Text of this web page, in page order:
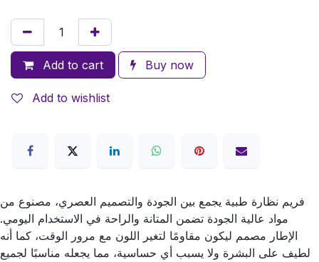
Add to cart Buy now
Add to wishlist
فريم نظارة طبية يجمع بين الجودة والتصميم العصري، مصنوع من
مواد عالية الجودة تضمن المتانة والراحة في الاستخدام اليومي.
الإطار مصمم ليكون مقاومًا لتغير اللون مع مرور الوقت، كما أنه
لطيف على البشرة ولا يسبب أي حساسية، مما يجعله مناسبًا لجميع